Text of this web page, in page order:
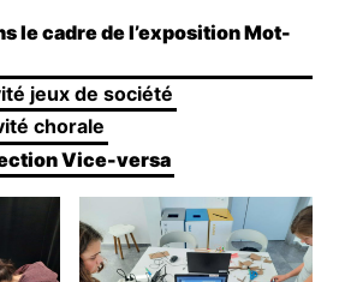
le cadre de l’exposition Mot-
jeux de société
chorale
Vice-versa